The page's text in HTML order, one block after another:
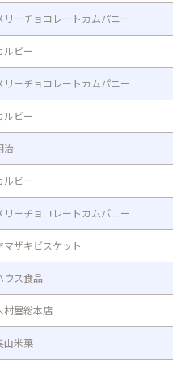
リーチョコレートカムパニー
ルビー
リーチョコレートカムパニー
ルビー
治
ルビー
リーチョコレートカムパニー
マザキビスケット
ウス食品
村屋総本店
山米菓